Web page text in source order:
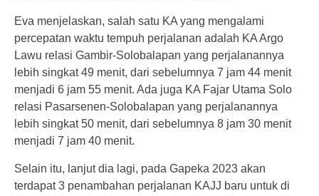
Eva menjelaskan, salah satu KA yang mengalami
percepatan waktu tempuh perjalanan adalah KA Argo
Lawu relasi Gambir-Solobalapan yang perjalanannya
lebih singkat 49 menit, dari sebelumnya 7 jam 44 menit
menjadi 6 jam 55 menit. Ada juga KA Fajar Utama Solo
relasi Pasarsenen-Solobalapan yang perjalanannya
lebih singkat 50 menit, dari sebelumnya 8 jam 30 menit
menjadi 7 jam 40 menit.
Selain itu, lanjut dia lagi, pada Gapeka 2023 akan
terdapat 3 penambahan perjalanan KAJJ baru untuk di